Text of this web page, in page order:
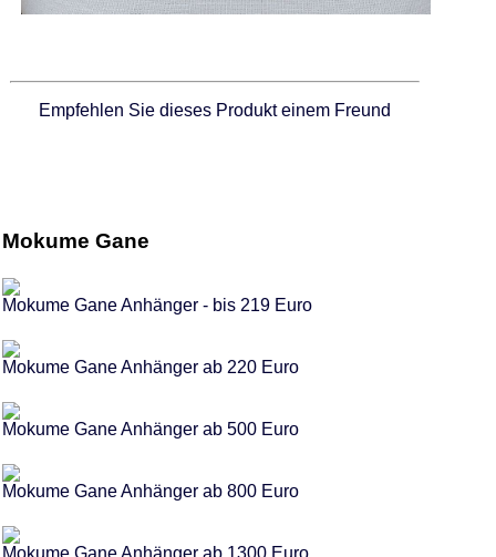
Empfehlen Sie dieses Produkt einem Freund
Mokume Gane
Mokume Gane Anhänger - bis 219 Euro
Mokume Gane Anhänger ab 220 Euro
Mokume Gane Anhänger ab 500 Euro
Mokume Gane Anhänger ab 800 Euro
Mokume Gane Anhänger ab 1300 Euro